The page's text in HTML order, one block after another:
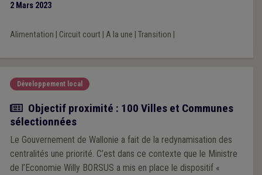
2 Mars 2023
Alimentation Circuit court| A la une Transition
Développement local
Actualité
Objectif proximité : 100 Villes et Communes
sélectionnées
Le Gouvernement de Wallonie a fait de la redynamisation des
centralités une priorité. C’est dans ce contexte que le Ministre
de l’Economie Willy BORSUS a mis en place le dispositif «